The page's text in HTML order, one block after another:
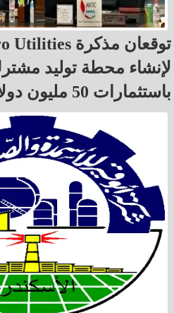
لإنشاء محطة توليد
باستثمارات 50 مليون دولار